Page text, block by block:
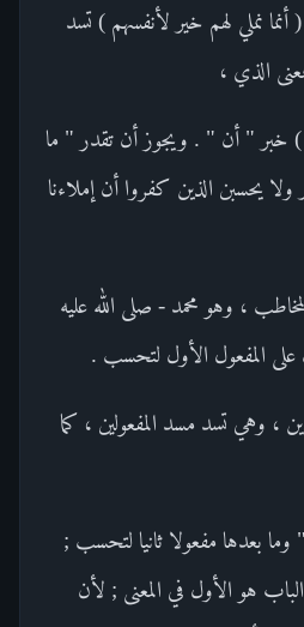
نملي لهم خير لأنفسهم ) تسد
الذي ،
) خبر " أن " . ويجوز أن تقدر " ما
يحسبن الذين كفروا أن إملاءنا
، وهو محمد - صلى الله عليه
المفعول الأول لتحسب .
، وهي تسد مسد المفعولين ، كما
بعدها مفعولا ثانيا لتحسب ;
هو الأول في المعنى ; لأن